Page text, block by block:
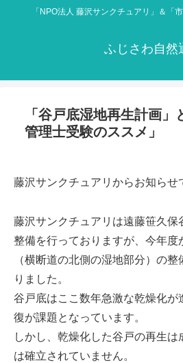
「NPO法人 藤沢サンクチュアリ」＆「
ふじさわ自然
「谷戸底湿地再生計画
管理士受験のススメ」
藤沢サンクチュアリからお知らせ
藤沢サンクチュアリは遠藤笹久保
整備を行っておりますが、今年度
（横断道の北側の湿地部分）の
りました。
谷戸底はここ数年急激な乾燥化が
復が課題となっています。
しかし、乾燥化した谷戸の再生
は確立されていません。